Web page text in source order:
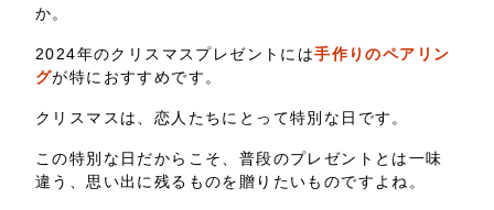
か。
2024年のクリスマスプレゼントには手作りのペアリン
グが特におすすめです。
クリスマスは、恋人たちにとって特別な日です。
この特別な日だからこそ、普段のプレゼントとは一味
違う、思い出に残るものを贈りたいものですよね。